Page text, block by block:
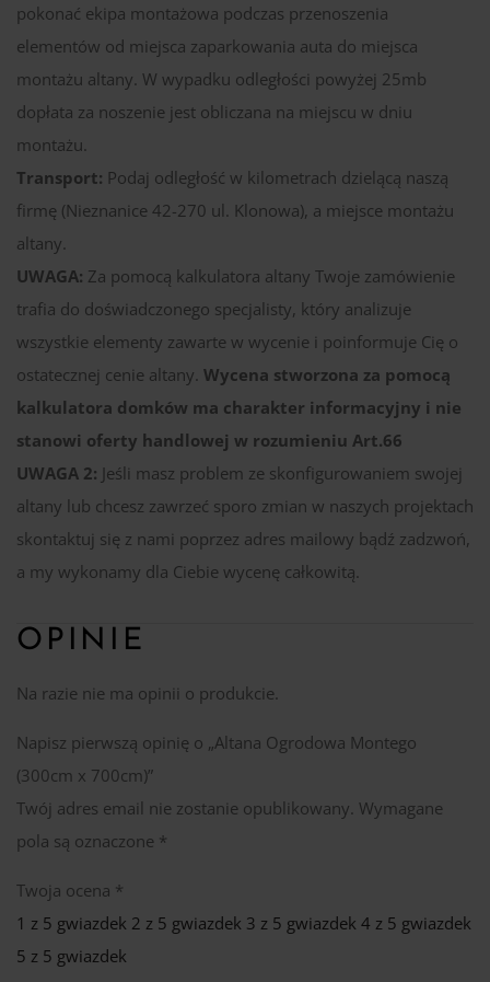
pokonać ekipa montażowa podczas przenoszenia
elementów od miejsca zaparkowania auta do miejsca
montażu altany. W wypadku odległości powyżej 25mb
dopłata za noszenie jest obliczana na miejscu w dniu
montażu.
Transport: Podaj odległość w kilometrach dzielącą naszą
firmę (Nieznanice 42-270 ul. Klonowa), a miejsce montażu
altany.
UWAGA: Za pomocą kalkulatora altany Twoje zamówienie
trafia do doświadczonego specjalisty, który analizuje
wszystkie elementy zawarte w wycenie i poinformuje Cię o
ostatecznej cenie altany. Wycena stworzona za pomocą
kalkulatora domków ma charakter informacyjny i nie
stanowi oferty handlowej w rozumieniu Art.66
UWAGA 2: Jeśli masz problem ze skonfigurowaniem swojej
altany lub chcesz zawrzeć sporo zmian w naszych projektach
skontaktuj się z nami poprzez adres mailowy bądź zadzwoń,
a my wykonamy dla Ciebie wycenę całkowitą.
OPINIE
Na razie nie ma opinii o produkcie.
Napisz pierwszą opinię o „Altana Ogrodowa Montego
(300cm x 700cm)”
Twój adres email nie zostanie opublikowany. Wymagane
pola są oznaczone *
Twoja ocena *
1 z 5 gwiazdek 2 z 5 gwiazdek 3 z 5 gwiazdek 4 z 5 gwiazdek
5 z 5 gwiazdek